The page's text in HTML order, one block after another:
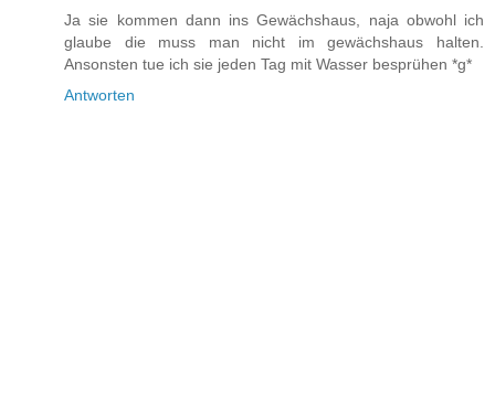
Ja sie kommen dann ins Gewächshaus, naja obwohl ich
glaube die muss man nicht im gewächshaus halten.
Ansonsten tue ich sie jeden Tag mit Wasser besprühen *g*
Antworten